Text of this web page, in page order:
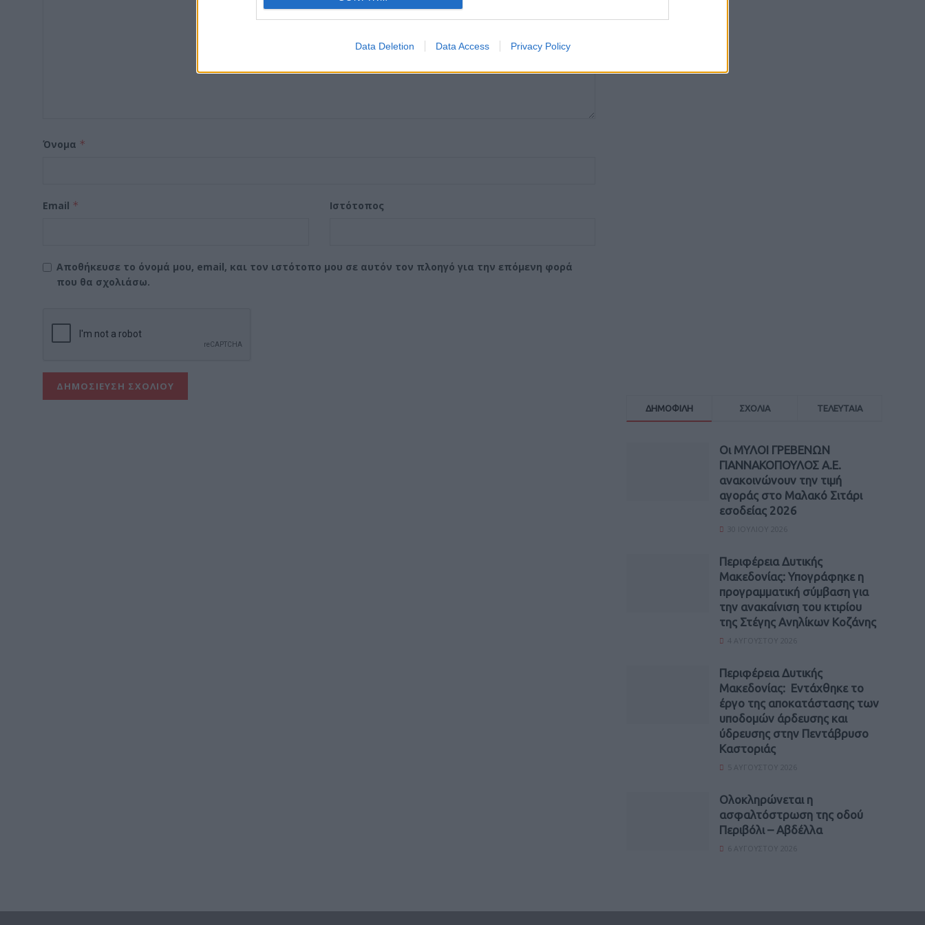
Data Deletion Data Access Privacy Policy
Όνομα *
Email * Ιστότοπος
Αποθήκευσε το όνομά μου, email, και τον ιστότοπο μου σε αυτόν τον πλοηγό για την επόμενη φορά
που θα σχολιάσω.
ΔΗΜΟΦΙΛΗ ΣΧΟΛΙΑ ΤΕΛΕΥΤΑΙΑ
Οι ΜΥΛΟΙ ΓΡΕΒΕΝΩΝ
ΓΙΑΝΝΑΚΟΠΟΥΛΟΣ Α.Ε.
ανακοινώνουν την τιμή
αγοράς στο Μαλακό Σιτάρι
εσοδείας 2026
30 ΙΟΥΛΊΟΥ 2026
Περιφέρεια Δυτικής
Μακεδονίας: Υπογράφηκε η
προγραμματική σύμβαση για
την ανακαίνιση του κτιρίου
της Στέγης Ανηλίκων Κοζάνης
4 ΑΥΓΟΎΣΤΟΥ 2026
Περιφέρεια Δυτικής
Μακεδονίας: Εντάχθηκε το
έργο της αποκατάστασης των
υποδομών άρδευσης και
ύδρευσης στην Πεντάβρυσο
Καστοριάς
5 ΑΥΓΟΎΣΤΟΥ 2026
Ολοκληρώνεται η
ασφαλτόστρωση της οδού
Περιβόλι – Αβδέλλα
6 ΑΥΓΟΎΣΤΟΥ 2026